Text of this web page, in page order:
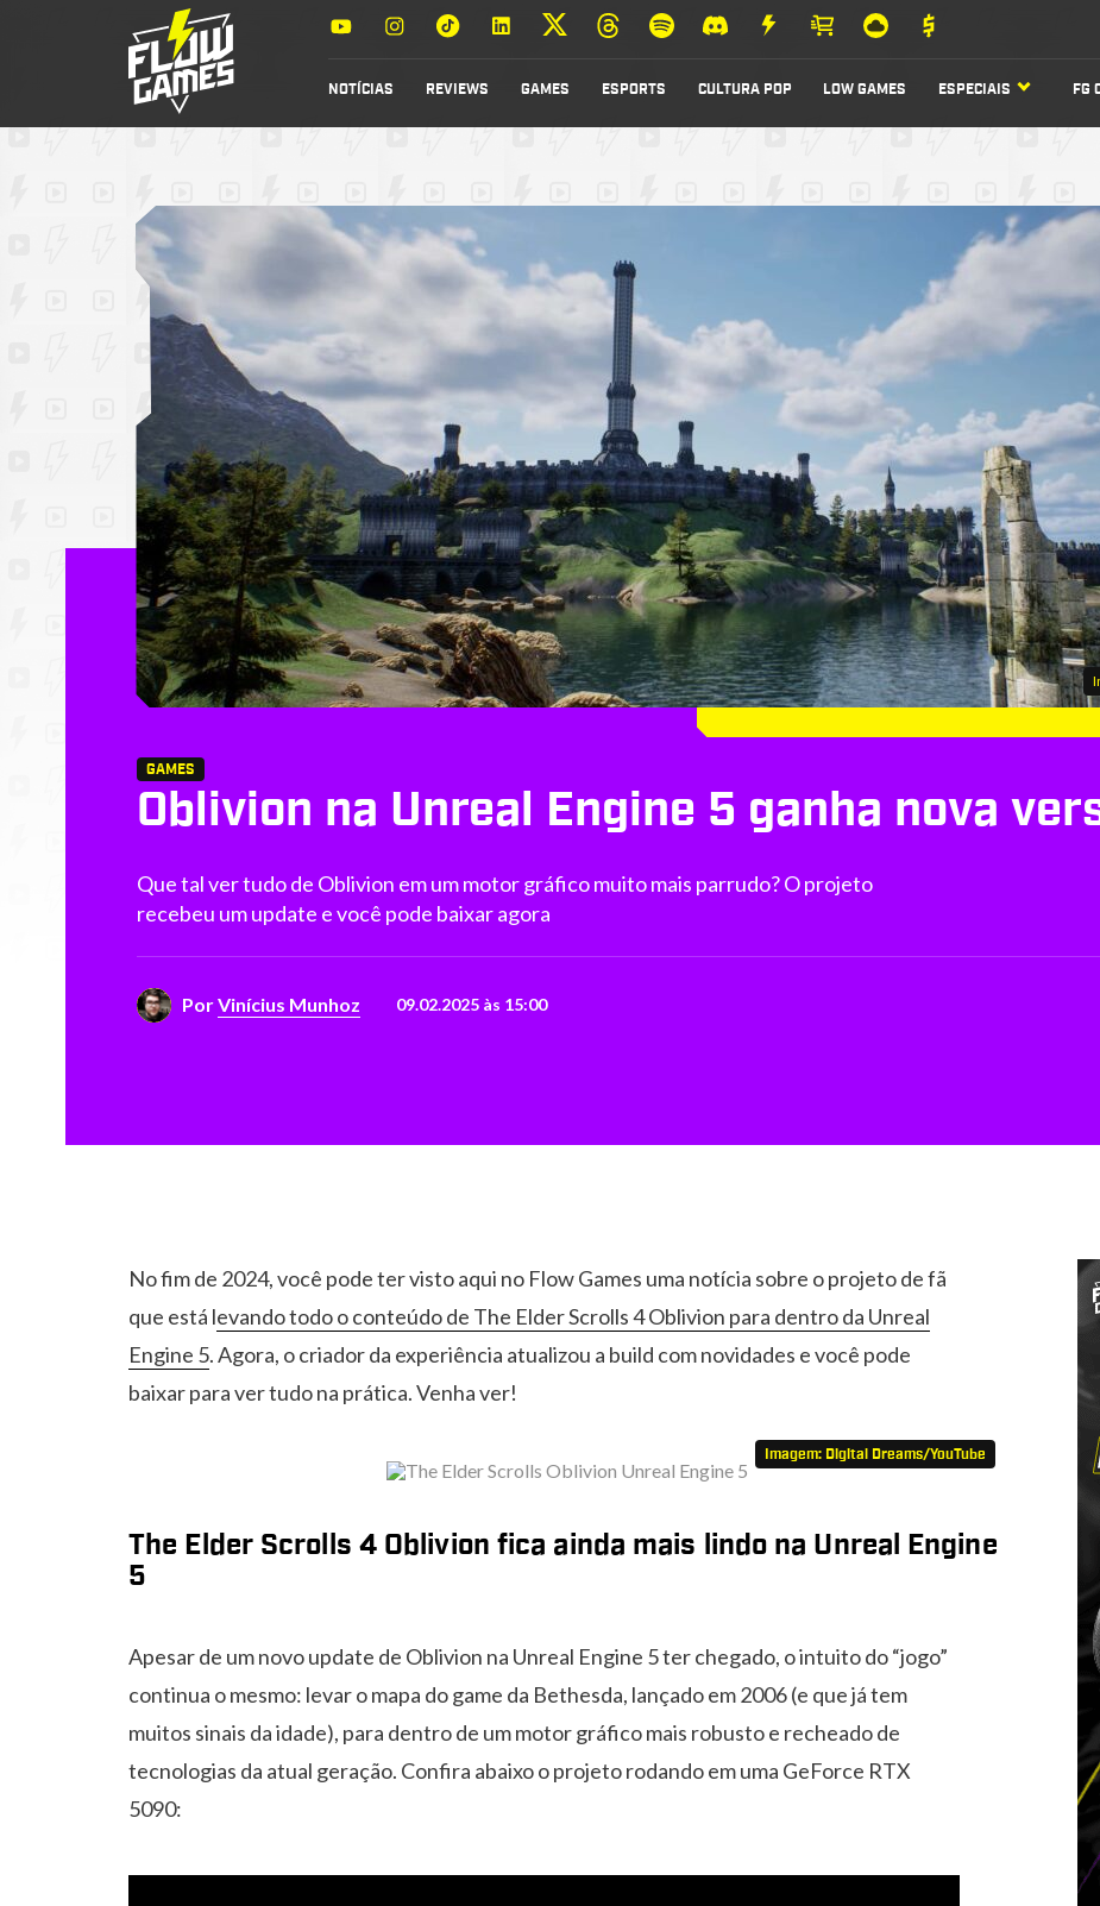
NOTÍCIAS REVIEWS GAMES ESPORTS CULTURA POP LOW GAMES ESPECIAIS FG
GAMES
Oblivion na Unreal Engine 5 ganha nova
Que tal ver tudo de Oblivion em um motor gráfico muito mais parrudo? O projeto
recebeu um update e você pode baixar agora
PorVinícius Munhoz 09.02.2025 às 15:00
No fim de 2024, você pode ter visto aqui no Flow Games uma notícia sobre o projeto de fã
que está levando todo o conteúdo de The Elder Scrolls 4 Oblivion para dentro da Unreal
Engine 5. Agora, o criador da experiência atualizou a build com novidades e você pode
baixar para ver tudo na prática. Venha ver!
Imagem: Digital Dreams/YouTube
The Elder Scrolls 4 Oblivion fica ainda mais lindo na Unreal Engine
5
Apesar de um novo update de Oblivion na Unreal Engine 5 ter chegado, o intuito do “jogo”
continua o mesmo: levar o mapa do game da Bethesda, lançado em 2006 (e que já tem
muitos sinais da idade), para dentro de um motor gráfico mais robusto e recheado de
tecnologias da atual geração. Confira abaixo o projeto rodando em uma GeForce RTX
5090: